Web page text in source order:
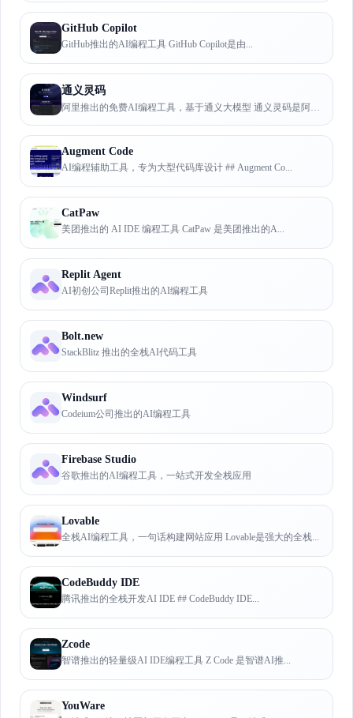
GitHub Copilot
GitHub推出的AI编程工具 GitHub Copilot是由...
通义灵码
阿里推出的免费AI编程工具，基于通义大模型 通义灵码是阿里推出的...
Augment Code
AI编程辅助工具，专为大型代码库设计 ## Augment Co...
CatPaw
美团推出的 AI IDE 编程工具 CatPaw 是美团推出的A...
Replit Agent
AI初创公司Replit推出的AI编程工具
Bolt.new
StackBlitz 推出的全栈AI代码工具
Windsurf
Codeium公司推出的AI编程工具
Firebase Studio
谷歌推出的AI编程工具，一站式开发全栈应用
Lovable
全栈AI编程工具，一句话构建网站应用 Lovable是强大的全栈...
CodeBuddy IDE
腾讯推出的全栈开发AI IDE ## CodeBuddy IDE...
Zcode
智谱推出的轻量级AI IDE编程工具 Z Code 是智谱AI推...
YouWare